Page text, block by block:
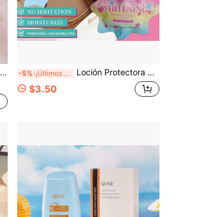
-5% ¡Últimos 3 días Loción Protectora Blanqueadora SPF50+++ Protección UV, Hidratante & Humectante, Acabado Transparente a Base de Agua
$3.50